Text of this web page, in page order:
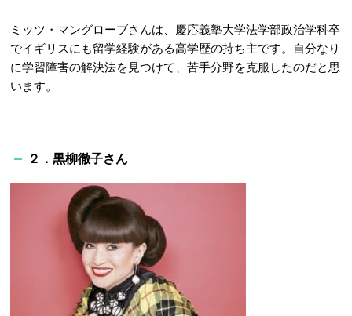
ミッツ・マングローブさんは、慶応義塾大学法学部政治学科卒
でイギリスにも留学経験がある高学歴の持ち主です。自分なり
に学習障害の解決法を見つけて、苦手分野を克服したのだと思
います。
２．黒柳徹子さん